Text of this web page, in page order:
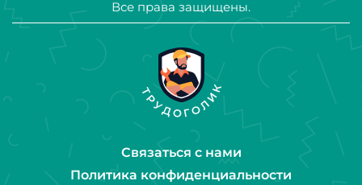
Все права защищены.
Связаться с нами
Политика конфиденциальности